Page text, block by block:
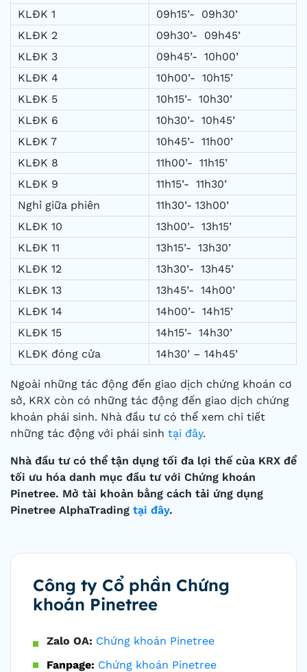
KLĐK 1
09h15’- 09h30’
KLĐK 2
09h30’- 09h45’
KLĐK 3
09h45’- 10h00’
KLĐK 4
10h00’- 10h15’
KLĐK 5
10h15’- 10h30’
KLĐK 6
10h30’- 10h45’
KLĐK 7
10h45’- 11h00’
KLĐK 8
11h00’- 11h15’
KLĐK 9
11h15’- 11h30’
Nghỉ giữa phiên
11h30’- 13h00’
KLĐK 10
13h00’- 13h15’
KLĐK 11
13h15’- 13h30’
KLĐK 12
13h30’- 13h45’
KLĐK 13
13h45’- 14h00’
KLĐK 14
14h00’- 14h15’
KLĐK 15
14h15’- 14h30’
KLĐK đóng cửa
14h30’ – 14h45’
Ngoài những tác động đến giao dịch chứng khoán cơ
sở, KRX còn có những tác động đến giao dịch chứng
khoán phái sinh. Nhà đầu tư có thể xem chi tiết
những tác động với phái sinh tại đây.
Nhà đầu tư có thể tận dụng tối đa lợi thế của KRX để
tối ưu hóa danh mục đầu tưvới Chứng khoán
Pinetree. Mở tài khoản bằng cách tải ứng dụng
Pinetree AlphaTrading tại đây.
Công ty Cổ phần Chứng
khoán Pinetree
Zalo OA: Chứng khoán Pinetree
Fanpage: Chứng khoán Pinetree